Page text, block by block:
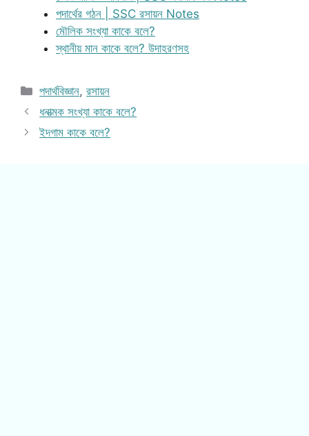
পদার্থের গঠন | SSC রসায়ন Notes
মৌলিক সংখ্যা কাকে বলে?
স্থানীয় মান কাকে বলে? উদাহরণসহ
Categories
পদার্থবিজ্ঞান,রসায়ন
ধনাত্মক সংখ্যা কাকে বলে?
ইদগাম কাকে বলে?